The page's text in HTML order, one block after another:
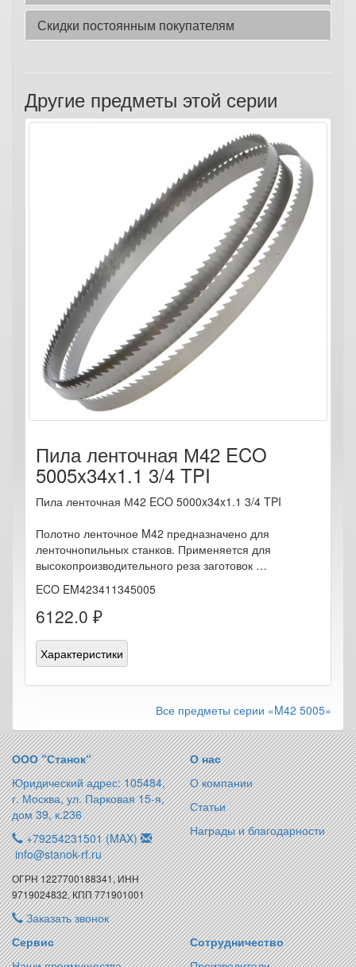
Скидки постоянным покупателям
Другие предметы этой серии
Пила ленточная М42 ECO
5005x34x1.1 3/4 TPI
Пила ленточная М42 ECO 5000x34x1.1 3/4 TPI
Полотно ленточное M42 предназначено для
ленточнопильных станков. Применяется для
высокопроизводительного реза заготовок …
ECO EM423411345005
6122.0 ₽
Характеристики
Все предметы серии «M42 5005»
ООО “Станок“
Юридический адрес: 105484,
г. Москва, ул. Парковая 15-я,
дом 39, к.236
+79254231501 (MAX)
info@stanok-rf.ru
ОГРН 1227700188341, ИНН
9719024832, КПП 771901001
Заказать звонок
О нас
О компании
Статьи
Награды и благодарности
Сервис
Сотрудничество